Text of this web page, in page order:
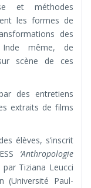
et méthodes
les formes de
des
même, de
scène de ces
des entretiens
extraits de films
élèves, s’inscrit
‘Anthropologie
Tiziana Leucci
(Université Paul-